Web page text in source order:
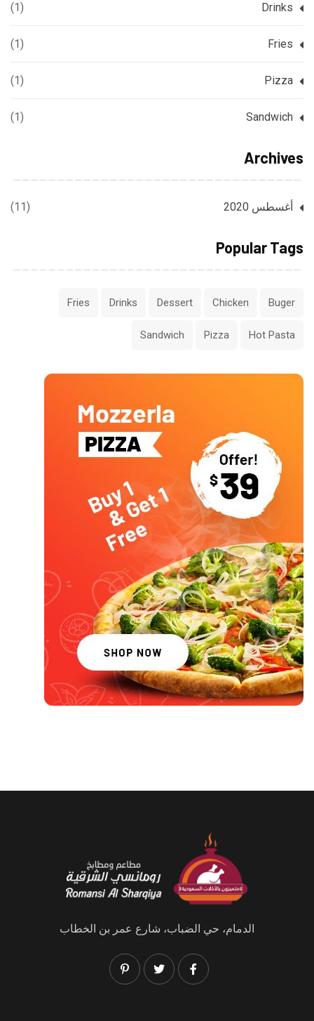
Drinks
(1)
Fries
(1)
Pizza
(1)
Sandwich
(1)
Archives
أغسطس 2020 (11)
Popular Tags
Buger
Chicken
Dessert
Drinks
Fries
Hot Pasta
Pizza
Sandwich
الدمام، حي الضباب، شارع عمر بن الخطاب